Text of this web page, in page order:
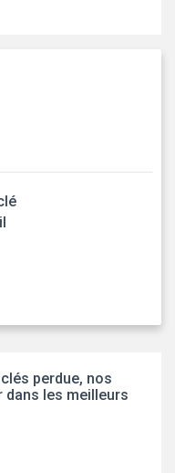
perdue, nos
dans les meilleurs